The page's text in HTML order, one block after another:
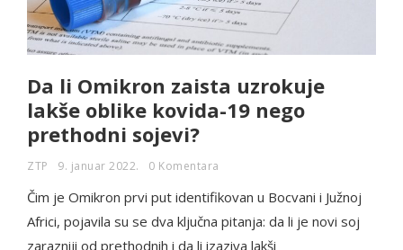
Da li Omikron zaista uzrokuje
lakše oblike kovida-19 nego
prethodni sojevi?
ZTP 9. januar 2022. 0 Komentara
Čim je Omikron prvi put identifikovan u Bocvani i Južnoj
Africi, pojavila su se dva ključna pitanja: da li je novi soj
zarazniji od prethodnih i da li izaziva lakši